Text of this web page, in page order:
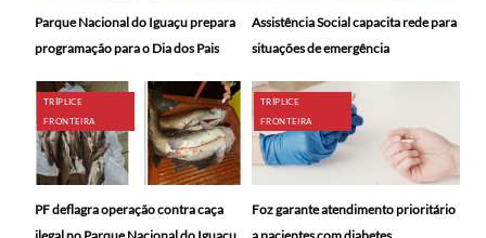
Parque Nacional do Iguaçu prepara
programação para o Dia dos Pais
Assistência Social capacita rede para
situações de emergência
TRÍPLICE
FRONTEIRA
PF deflagra operação contra caça
TRÍPLICE
FRONTEIRA
Foz garante atendimento prioritário